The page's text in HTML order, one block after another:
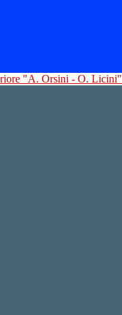
"A. Orsini - O. Licini"